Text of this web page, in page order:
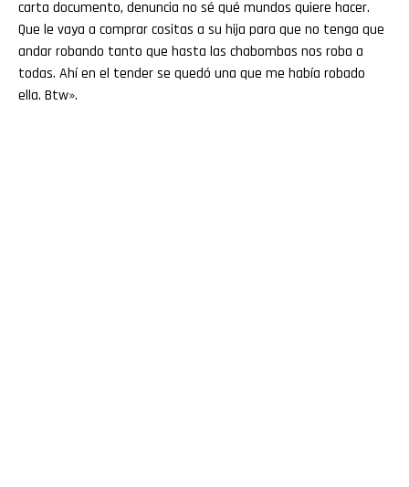
carta documento, denuncia no sé qué mundos quiere hacer.
Que le vaya a comprar cositas a su hija para que no tenga que
andar robando tanto que hasta las chabombas nos roba a
todas. Ahí en el tender se quedó una que me había robado
ella. Btw».